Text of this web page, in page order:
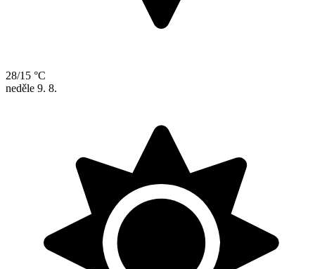
28/15 °C
neděle 9. 8.